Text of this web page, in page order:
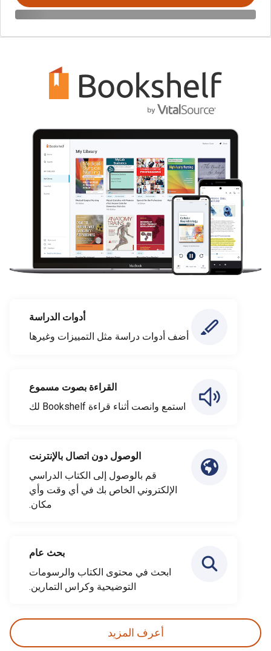
أدوات الدراسة
أضف أدوات دراسة مثل التمييزات وغيرها
القراءة بصوت مسموع
استمع وانصت أثناء قراءة Bookshelf لك
الوصول دون اتصال بالإنترنت
قم بالوصول إلى الكتاب الدراسي
الإلكتروني الخاص بك في أي وقت وأي
مكان.
بحث عام
ابحث في محتوى الكتاب والرسومات
التوضيحية وكراس التمارين.
أعرف المزيد